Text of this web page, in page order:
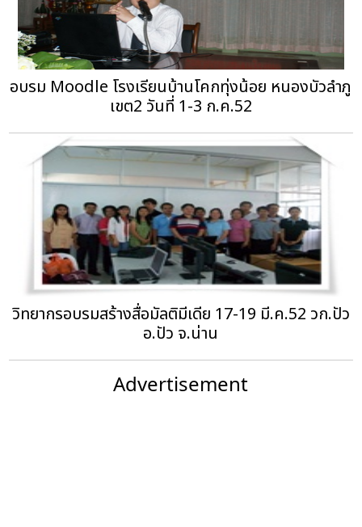
อบรม Moodle โรงเรียนบ้านโคกทุ่งน้อย หนองบัวลำภู
เขต2 วันที่ 1-3 ก.ค.52
วิทยากรอบรมสร้างสื่อมัลติมีเดีย 17-19 มี.ค.52 วก.ปัว
อ.ปัว จ.น่าน
Advertisement